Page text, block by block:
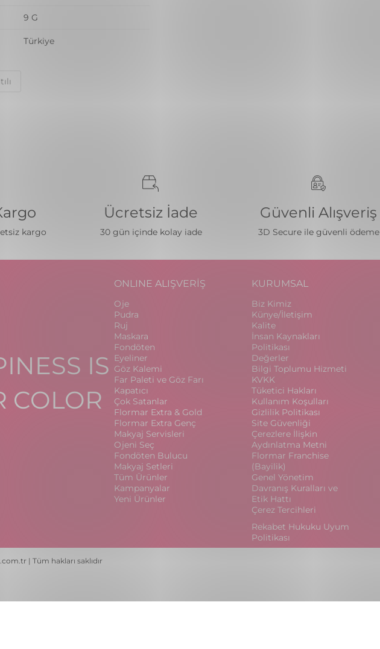
9 G
Türkiye
kargo
Ücretsiz İade
30 gün içinde kolay iade
Güvenli Alışveriş
3D Secure ile güvenli ödeme
IS
COLOR
ONLINE ALIŞVERİŞ
Oje
Pudra
Ruj
Maskara
Fondöten
Eyeliner
Göz Kalemi
Far Paleti ve Göz Farı
Kapatıcı
Çok Satanlar
Flormar Extra & Gold
Flormar Extra Genç
Makyaj Servisleri
Ojeni Seç
Fondöten Bulucu
Makyaj Setleri
Tüm Ürünler
Kampanyalar
Yeni Ürünler
KURUMSAL
Biz Kimiz
Künye/İletişim
Kalite
İnsan Kaynakları
Politikası
Değerler
Bilgi Toplumu Hizmeti
KVKK
Tüketici Hakları
Kullanım Koşulları
Gizlilik Politikası
Site Güvenliği
Çerezlere İlişkin
Aydınlatma Metni
Flormar Franchise
(Bayilik)
Genel Yönetim
Davranış Kuralları ve
Etik Hattı
Çerez Tercihleri
Rekabet Hukuku Uyum
Politikası
| Tüm hakları saklıdır